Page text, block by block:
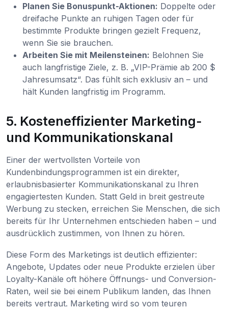
Planen Sie Bonuspunkt-Aktionen: Doppelte oder
dreifache Punkte an ruhigen Tagen oder für
bestimmte Produkte bringen gezielt Frequenz,
wenn Sie sie brauchen.
Arbeiten Sie mit Meilensteinen: Belohnen Sie
auch langfristige Ziele, z. B. „VIP-Prämie ab 200 $
Jahresumsatz“. Das fühlt sich exklusiv an – und
hält Kunden langfristig im Programm.
5. Kosteneffizienter Marketing-
und Kommunikationskanal
Einer der wertvollsten Vorteile von
Kundenbindungsprogrammen ist ein direkter,
erlaubnisbasierter Kommunikationskanal zu Ihren
engagiertesten Kunden. Statt Geld in breit gestreute
Werbung zu stecken, erreichen Sie Menschen, die sich
bereits für Ihr Unternehmen entschieden haben – und
ausdrücklich zustimmen, von Ihnen zu hören.
Diese Form des Marketings ist deutlich effizienter:
Angebote, Updates oder neue Produkte erzielen über
Loyalty-Kanäle oft höhere Öffnungs- und Conversion-
Raten, weil sie bei einem Publikum landen, das Ihnen
bereits vertraut. Marketing wird so vom teuren